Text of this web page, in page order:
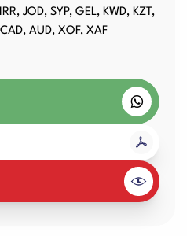
JOD, SYP, GEL, KWD, KZT,
AUD, XOF, XAF